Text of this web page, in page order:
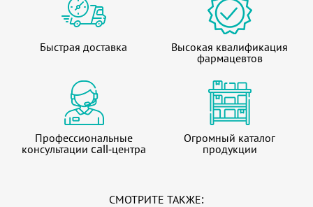
Быстрая доставка Высокая квалификация
фармацевтов
Профессиональные
консультации call-центра
Огромный каталог
продукции
СМОТРИТЕ ТАКЖЕ: